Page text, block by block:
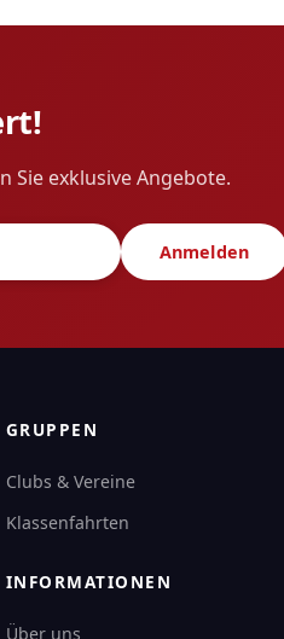
Sie exklusive Angebote.
Anmelden
GRUPPEN
Clubs & Vereine
Klassenfahrten
INFORMATIONEN
Über uns